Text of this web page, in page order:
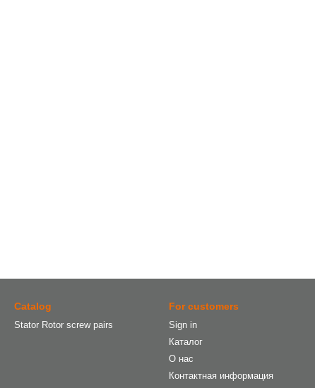
Catalog
Stator Rotor screw pairs
For customers
Sign in
Каталог
О нас
Контактная информация